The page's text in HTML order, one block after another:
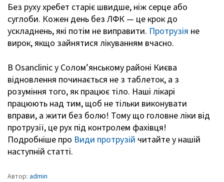
Без руху хребет старіє швидше, ніж серце або
суглоби. Кожен день без ЛФК — це крок до
ускладнень, які потім не виправити. Протрузія не
вирок, якщо зайнятися лікуванням вчасно.
В Osanclinic у Солом’янському районі Києва
відновлення починається не з таблеток, а з
розуміння того, як працює тіло. Наші лікарі
працюють над тим, щоб не тільки виконувати
вправи, а жити без болю! Тому що головне ліки від
протрузії, це рух під контролем фахівця!
Подробніше про Види протрузій читайте у нашій
наступній статті.
Автор: admin